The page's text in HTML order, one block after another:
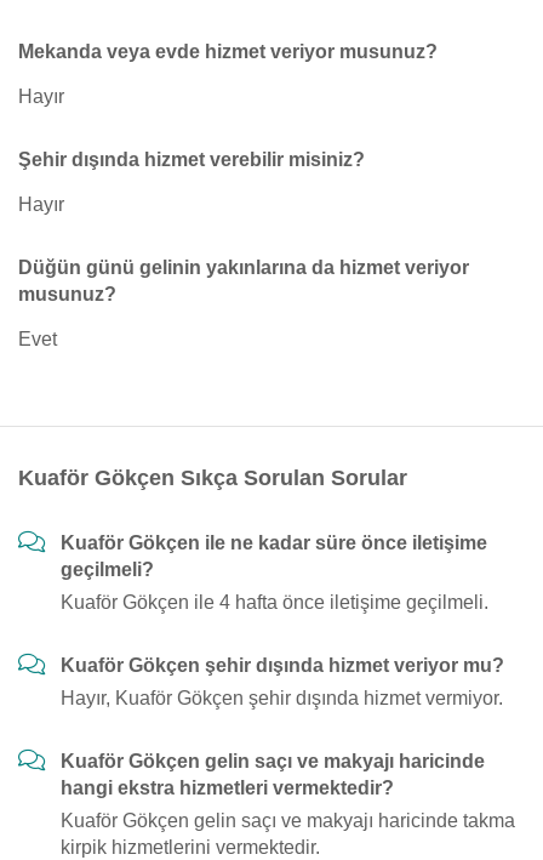
Mekanda veya evde hizmet veriyor musunuz?
Hayır
Şehir dışında hizmet verebilir misiniz?
Hayır
Düğün günü gelinin yakınlarına da hizmet veriyor
musunuz?
Evet
Kuaför Gökçen Sıkça Sorulan Sorular
Kuaför Gökçen ile ne kadar süre önce iletişime
geçilmeli?
Kuaför Gökçen ile 4 hafta önce iletişime geçilmeli.
Kuaför Gökçen şehir dışında hizmet veriyor mu?
Hayır, Kuaför Gökçen şehir dışında hizmet vermiyor.
Kuaför Gökçen gelin saçı ve makyajı haricinde
hangi ekstra hizmetleri vermektedir?
Kuaför Gökçen gelin saçı ve makyajı haricinde takma
kirpik hizmetlerini vermektedir.